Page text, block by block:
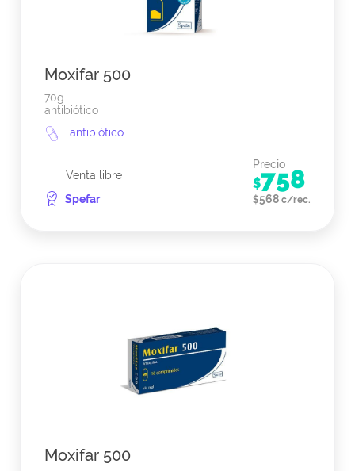
Moxifar 500
70g
antibiótico
antibiótico
Venta libre
Spefar
Precio
$758
$568 c/rec.
Moxifar 500